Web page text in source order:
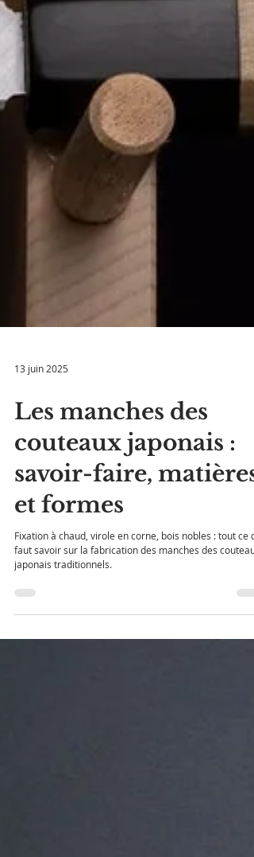
13 juin 2025
Les manches des
couteaux japonais :
savoir-faire, matières
et formes